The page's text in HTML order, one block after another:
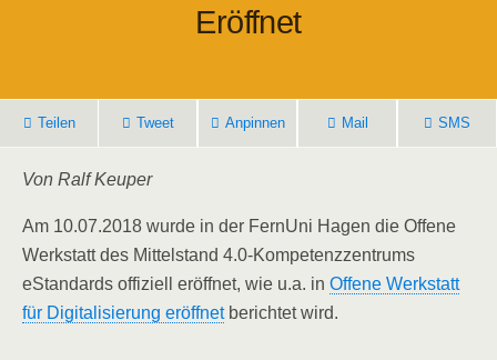
Eröffnet
Teilen Tweet Anpinnen Mail SMS
Von Ralf Keuper
Am 10.07.2018 wurde in der FernUni Hagen die Offene
Werkstatt des Mittelstand 4.0-Kompetenzzentrums
eStandards offiziell eröffnet, wie u.a. in Offene Werkstatt
für Digitalisierung eröffnetberichtet wird.